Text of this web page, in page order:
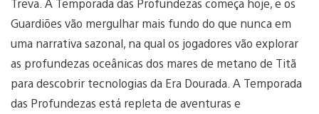
Guardiões vão mergulhar mais fundo do que nunca em
uma narrativa sazonal, na qual os jogadores vão explorar
as profundezas oceânicas dos mares de metano de Titã
para descobrir tecnologias da Era Dourada. A Temporada
das Profundezas está repleta de aventuras e